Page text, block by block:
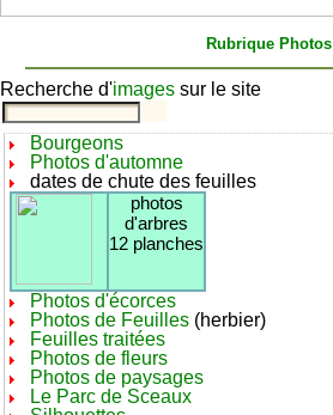
Rubrique Photos
Recherche d'images sur le site
Bourgeons
Photos d'automne
dates de chute des feuilles
photos
d'arbres
12 planches
Photos d'écorces
Photos de Feuilles (herbier)
Feuilles traitées
Photos de fleurs
Photos de paysages
Le Parc de Sceaux